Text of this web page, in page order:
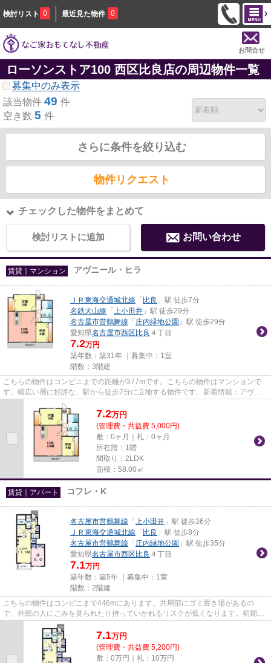
検討リスト 0 最近見た物件 0
お問合せ
ローソンストア100 西区比良店の周辺物件一覧
募集中のみ表示
該当物件 49 件
空き数 5 件
さらに条件を絞り込む
物件リクエスト
チェックした物件をまとめて
検討リストに追加 お問い合わせ
賃貸｜マンション アヴニール・ヒラ
ＪＲ東海交通城北線 「 比良 」駅 徒歩7分
名鉄犬山線 「 上小田井 」駅 徒歩29分
名古屋市営鶴舞線 「 庄内緑地公園 」駅 徒歩29分
愛知県名古屋市西区 比良 ４丁目
7.2万円
築年数：築31年 ｜募集中： 1室
階数：3階建
こちらの物件はコンビニまでの距離が377mです。こちらの物件はマンションで
す。幅広い層に好評な、駅から徒歩7分に立地する物件です。新着情報：アヴニ
ール・ヒラの空室情報ならコチラ...
7.2万円
(管理費・共益費 5,000円)
敷：0ヶ月｜礼：0ヶ月
所在階：1階
間取り：2LDK
面積：58.00㎡
賃貸｜アパート コフレ・K
名古屋市営鶴舞線 「 上小田井 」駅 徒歩36分
ＪＲ東海交通城北線 「 比良 」駅 徒歩8分
名古屋市営鶴舞線 「 庄内緑地公園 」駅 徒歩35分
愛知県名古屋市西区 比良 ４丁目
7.1万円
築年数：築5年 ｜募集中： 1室
階数：2階建
こちらの物件はコンビニまで446mにあります。共用部にゴミ置き場があるの
で、外部の人にごみを見られたり持っていかれるリスクが低くなります。初期費
用や家賃のカード決済で、月々の...
7.1万円
(管理費・共益費 5,200円)
敷：0万円｜礼：10万円